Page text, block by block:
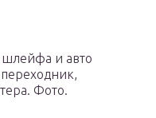
шлейфа и авто
Фото.